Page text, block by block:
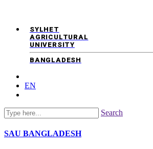
SYLHET
AGRICULTURAL
UNIVERSITY
BANGLADESH
EN
Search
SAU BANGLADESH